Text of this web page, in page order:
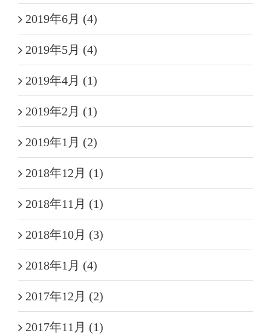
2019年6月 (4)
2019年5月 (4)
2019年4月 (1)
2019年2月 (1)
2019年1月 (2)
2018年12月 (1)
2018年11月 (1)
2018年10月 (3)
2018年1月 (4)
2017年12月 (2)
2017年11月 (1)